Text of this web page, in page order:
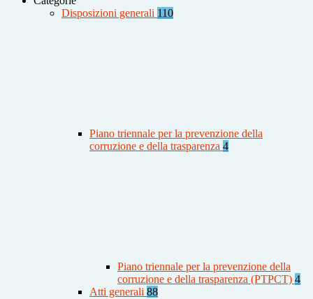
Disposizioni generali 110
Piano triennale per la prevenzione della
corruzione e della trasparenza 4
Piano triennale per la prevenzione della
corruzione e della trasparenza (PTPCT) 4
Atti generali 88